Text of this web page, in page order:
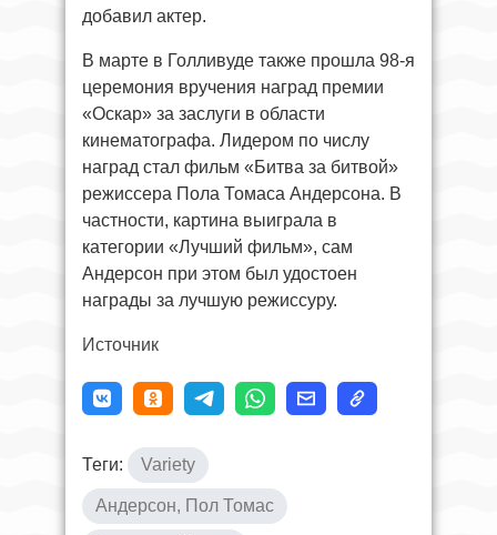
добавил актер.
В марте в Голливуде также прошла 98-я
церемония вручения наград премии
«Оскар» за заслуги в области
кинематографа. Лидером по числу
наград стал фильм «Битва за битвой»
режиссера Пола Томаса Андерсона. В
частности, картина выиграла в
категории «Лучший фильм», сам
Андерсон при этом был удостоен
награды за лучшую режиссуру.
Источник
Теги: Variety
Андерсон, Пол Томас